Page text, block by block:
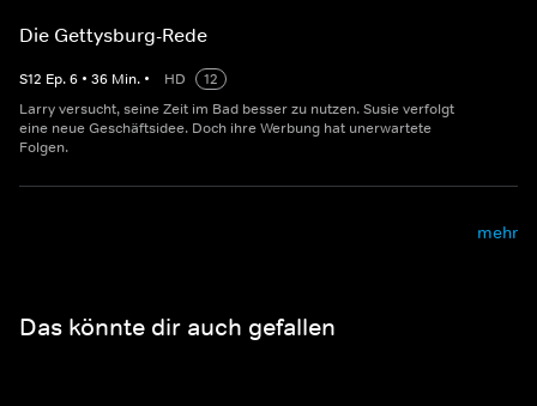
Die Gettysburg-Rede
S12 Ep.6 • 36 Min. • HD
12
Larry versucht, seine Zeit im Bad besser zu nutzen. Susie verfolgt
eine neue Geschäftsidee. Doch ihre Werbung hat unerwartete
Folgen.
mehr
Das könnte dir auch gefallen